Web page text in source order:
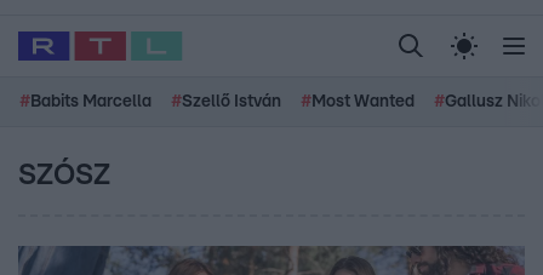
# Babits Marcella #Szellő István # Most Wanted #Gallusz
SZÓSZ